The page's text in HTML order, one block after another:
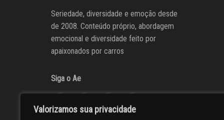
Valorizamos sua privacidade
Seriedade, diversidade e emoção desde
de 2008. Conteúdo próprio, abordagem
emocional e diversidade feito por
apaixonados por carros
Siga o Ae